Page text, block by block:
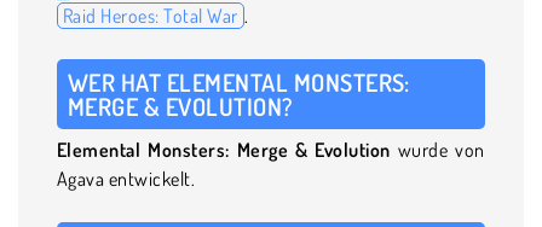
Raid Heroes: Total War .
WER HAT ELEMENTAL MONSTERS:
MERGE & EVOLUTION?
Elemental Monsters: Merge & Evolution wurde von
Agava entwickelt.